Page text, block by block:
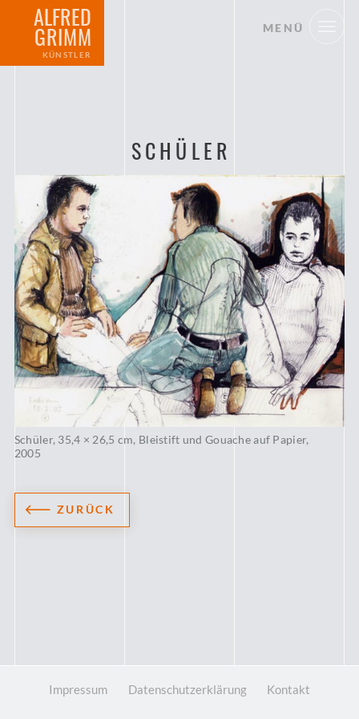
ALFRED
GRIMM
KÜNSTLER
MENÜ
SCHÜLER
Schüler, 35,4 × 26,5 cm, Bleistift und Gouache auf Papier,
2005
ZURÜCK
Impressum Datenschutzerklärung Kontakt